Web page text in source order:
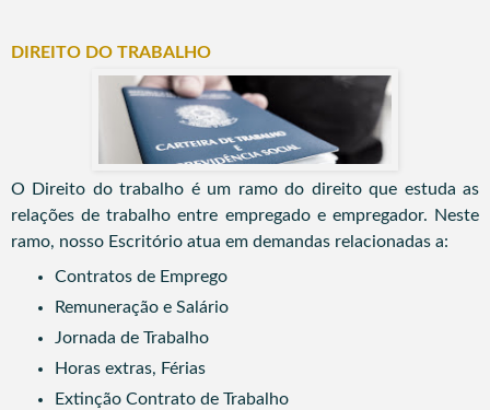
DIREITO DO TRABALHO
O Direito do trabalho é um ramo do direito que estuda as
relações de trabalho entre empregado e empregador. Neste
ramo, nosso Escritório atua em demandas relacionadas a:
Contratos de Emprego
Remuneração e Salário
Jornada de Trabalho
Horas extras, Férias
Extinção Contrato de Trabalho